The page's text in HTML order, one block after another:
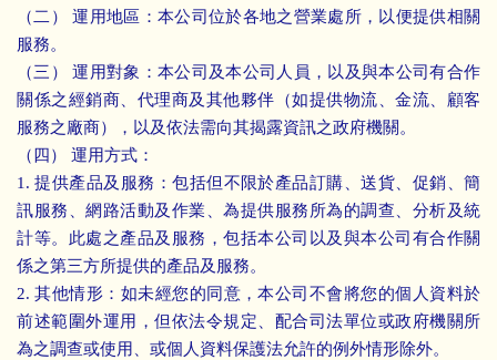
（二） 運用地區：本公司位於各地之營業處所，以便提供相關
服務。
（三） 運用對象：本公司及本公司人員，以及與本公司有合作
關係之經銷商、代理商及其他夥伴（如提供物流、金流、顧客
服務之廠商），以及依法需向其揭露資訊之政府機關。
（四） 運用方式：
1. 提供產品及服務：包括但不限於產品訂購、送貨、促銷、簡
訊服務、網路活動及作業、為提供服務所為的調查、分析及統
計等。此處之產品及服務，包括本公司以及與本公司有合作關
係之第三方所提供的產品及服務。
2. 其他情形：如未經您的同意，本公司不會將您的個人資料於
前述範圍外運用，但依法令規定、配合司法單位或政府機關所
為之調查或使用、或個人資料保護法允許的例外情形除外。